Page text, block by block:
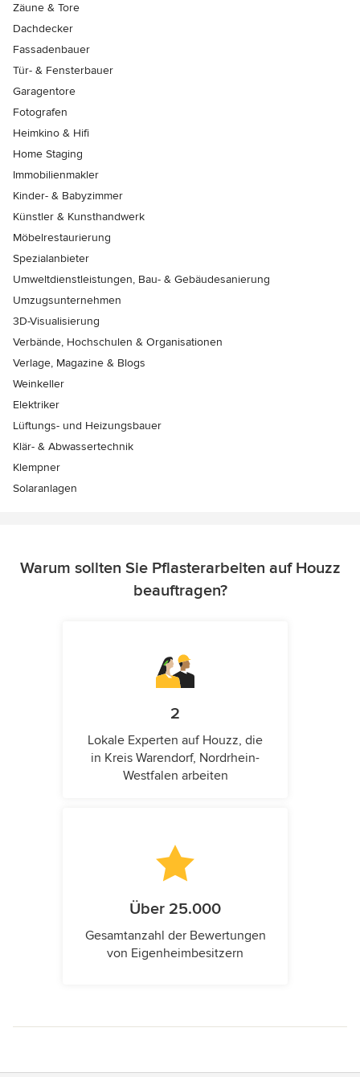
Zäune & Tore
Dachdecker
Fassadenbauer
Tür- & Fensterbauer
Garagentore
Fotografen
Heimkino & Hifi
Home Staging
Immobilienmakler
Kinder- & Babyzimmer
Künstler & Kunsthandwerk
Möbelrestaurierung
Spezialanbieter
Umweltdienstleistungen, Bau- & Gebäudesanierung
Umzugsunternehmen
3D-Visualisierung
Verbände, Hochschulen & Organisationen
Verlage, Magazine & Blogs
Weinkeller
Elektriker
Lüftungs- und Heizungsbauer
Klär- & Abwassertechnik
Klempner
Solaranlagen
Warum sollten Sie Pflasterarbeiten auf Houzz
beauftragen?
2
Lokale Experten auf Houzz, die
in Kreis Warendorf, Nordrhein-
Westfalen arbeiten
Über 25.000
Gesamtanzahl der Bewertungen
von Eigenheimbesitzern